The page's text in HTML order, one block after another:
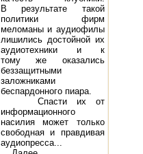
В результате такой
политики фирм
меломаны и аудиофилы
лишились достойной их
аудиотехники и к
тому же оказались
беззащитными
заложниками
беспардонного пиара.
Спасти их от
информационного
насилия может только
свободная и правдивая
аудиопресса...